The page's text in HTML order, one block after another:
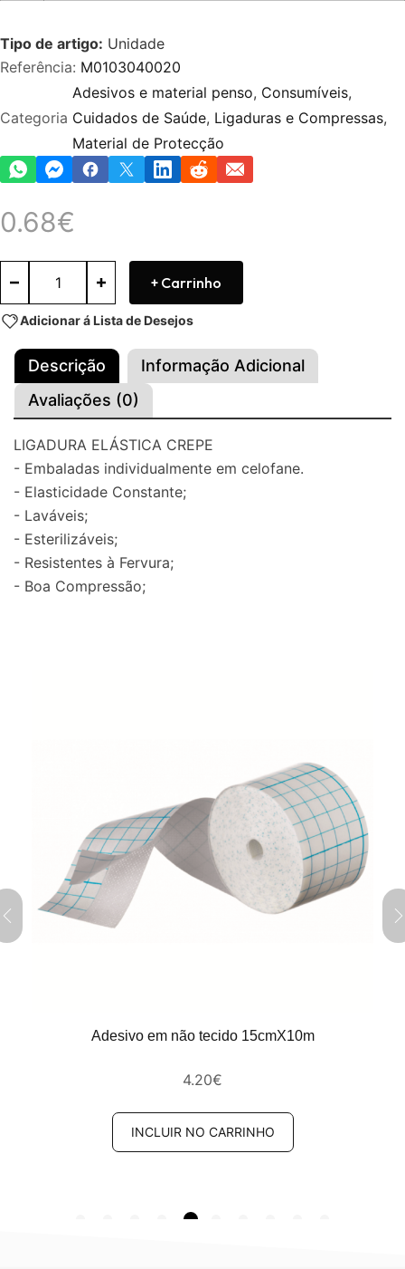
Tipo de artigo: Unidade
Referência: M0103040020
Categoria
Adesivos e material penso, Consumíveis,
Cuidados de Saúde, Ligaduras e Compressas,
Material de Protecção
0.68€
+ Carrinho
Adicionar á Lista de Desejos
Descrição
Informação Adicional
Avaliações (0)
LIGADURA ELÁSTICA CREPE
- Embaladas individualmente em celofane.
- Elasticidade Constante;
- Laváveis;
- Esterilizáveis;
- Resistentes à Fervura;
- Boa Compressão;
Adesivo em não tecido 15cmX10m
4.20€
INCLUIR NO CARRINHO